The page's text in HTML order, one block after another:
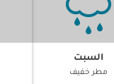
السبت
مطر خفيف